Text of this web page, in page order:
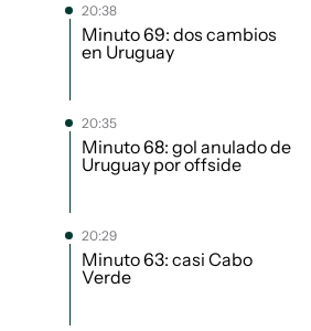
20:38
Minuto 69: dos cambios
en Uruguay
20:35
Minuto 68: gol anulado de
Uruguay por offside
20:29
Minuto 63: casi Cabo
Verde